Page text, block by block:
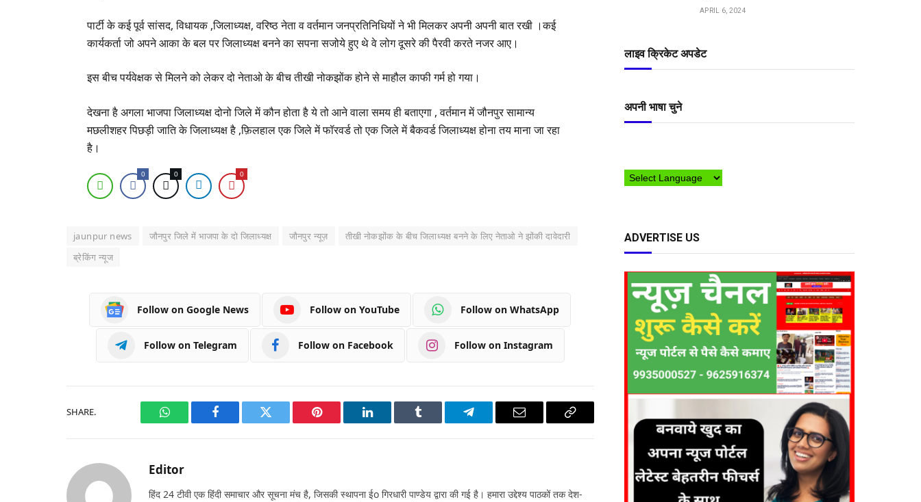
पार्टी के कई पूर्व सांसद, विधायक ,जिलाध्यक्ष, वरिष्ठ नेता व वर्तमान जनप्रतिनिधियों ने भी मिलकर अपनी अपनी बात रखी ।कई
कार्यकर्ता जो अपने आका के बल पर जिलाध्यक्ष बनने का सपना सजोये हुए थे वे लोग दूसरे की पैरवी करते नजर आए।
इस बीच पर्यवेक्षक से मिलने को लेकर दो नेताओ के बीच तीखी नोकझोंक होने से माहौल काफी गर्म हो गया।
देखना है अगला भाजपा जिलाध्यक्ष दोनो जिले में कौन होता है ये तो आने वाला समय ही बताएगा , वर्तमान में जौनपुर सामान्य
मछलीशहर पिछड़ी जाति के जिलाध्यक्ष है ,फ़िलहाल एक जिले में फॉरवर्ड तो एक जिले में बैकवर्ड जिलाध्यक्ष होना तय माना जा रहा
है।
0 0 0
jaunpur news जौनपुर जिले में भाजपा के दो जिलाध्यक्ष जौनपुर न्यूज़
तीखी नोकझोंक के बीच जिलाध्यक्ष बनने के लिए नेताओ ने झोंकी दावेदारी
ब्रेकिंग न्यूज
Follow on Google News Follow on YouTube Follow on WhatsApp
Follow on Telegram Follow on Facebook Follow on Instagram
SHARE.
WhatsAppFacebook Twitter Pinterest LinkedIn Tumblr Telegram Email
Copy
Editor
हिंद 24 टीवी एक हिंदी समाचार और सूचना मंच है, जिसकी स्थापना ईo गिरधारी पाण्डेय द्वारा की गई है। हमारा उद्देश्य पाठकों तक देश-
APRIL 6, 2024
लाइव क्रिकेट अपडेट
अपनी भाषा चुने
ADVERTISE US